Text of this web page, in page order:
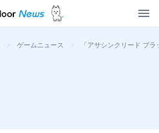
> ゲームニュース > 「アサシンクリード ブ